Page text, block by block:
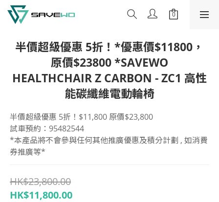
半價超級優惠 5折！*優惠價$11800，
原價$23800 *SAVEWO
HEALTHCHAIR Z CARBON - ZC1 高性
能碳纖維電動輪椅
半價超級優惠 5折！$11,800 原價$23,800
試車預約：95482544
*本產品將不會參與任何其他推廣優惠及積分計劃 , 如消費
券推廣等*
HK$23,800.00
HK$11,800.00